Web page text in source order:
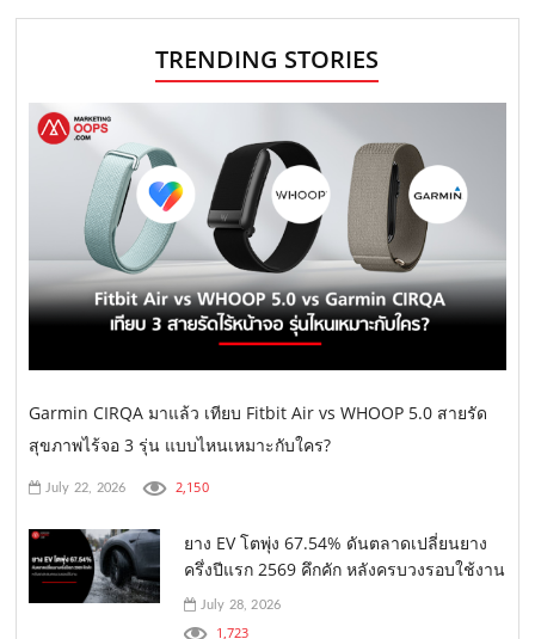
TRENDING STORIES
Garmin CIRQA มาแล้ว เทียบ Fitbit Air vs WHOOP 5.0 สายรัด
สุขภาพไร้จอ 3 รุ่น แบบไหนเหมาะกับใคร?
July 22, 2026 2,150
ยาง EV โตพุ่ง 67.54% ดันตลาดเปลี่ยนยาง
ครึ่งปีแรก 2569 คึกคัก หลังครบวงรอบใช้งาน
July 28, 2026
1,723